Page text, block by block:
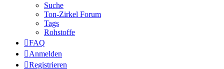
Suche
Ton-Zirkel Forum
Tags
Rohstoffe
FAQ
Anmelden
Registrieren